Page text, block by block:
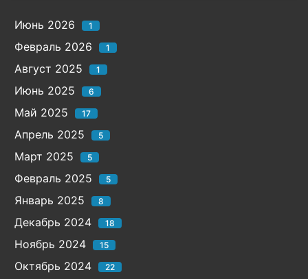
Июнь 2026 1
Февраль 2026 1
Август 2025 1
Июнь 2025 6
Май 2025 17
Апрель 2025 5
Март 2025 5
Февраль 2025 5
Январь 2025 8
Декабрь 2024 18
Ноябрь 2024 15
Октябрь 2024 22